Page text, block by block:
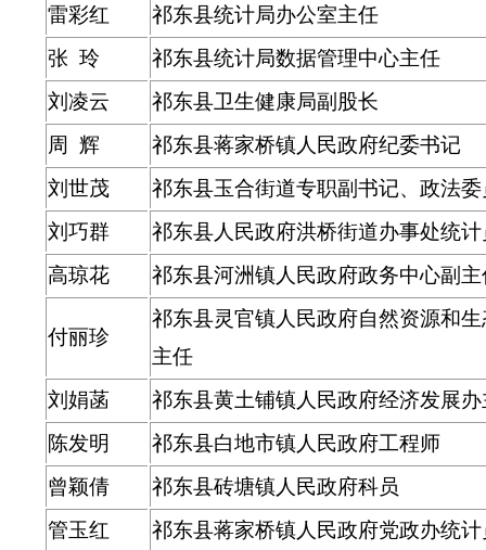
雷彩红
祁东县统计局办公室主任
张 玲
祁东县统计局数据管理中心主任
刘凌云
祁东县卫生健康局副股长
周 辉
祁东县蒋家桥镇人民政府纪委书记
刘世茂
祁东县玉合街道专职副书记、政法委
刘巧群
祁东县人民政府洪桥街道办事处统计
高琼花
祁东县河洲镇人民政府政务中心副主
付丽珍
祁东县灵官镇人民政府自然资源和
主任
刘娟菡
祁东县黄土铺镇人民政府经济发展
陈发明
祁东县白地市镇人民政府工程师
曾颖倩
祁东县砖塘镇人民政府科员
管玉红
祁东县蒋家桥镇人民政府党政办统计